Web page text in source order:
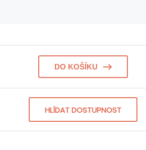
DO KOŠÍKU
HLÍDAT DOSTUPNOST